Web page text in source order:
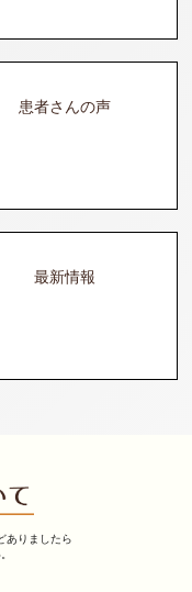
患者さんの声
最新情報
ありましたら